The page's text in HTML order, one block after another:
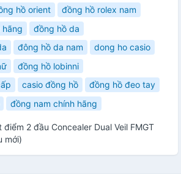
hồ orient
đồng hồ rolex nam
hãng
đồng hồ da
đông hồ da nam
dong ho casio
đồng hồ lobinni
casio đồng hồ
đồng hồ đeo tay
đồng nam chính hãng
điểm 2 đầu Concealer Dual Veil FMGT
mới)